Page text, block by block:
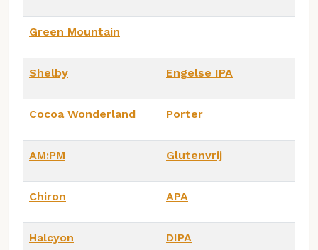
Green Mountain
Shelby Engelse IPA
Cocoa Wonderland Porter
AM:PM Glutenvrij
Chiron APA
Halcyon DIPA